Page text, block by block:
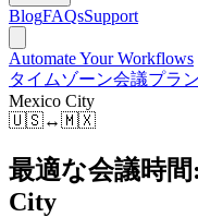
BlogFAQsSupport
Automate Your Workflows
タイムゾーン会議プラ
Mexico City
🇺🇸↔🇲🇽
最適な会議時
City